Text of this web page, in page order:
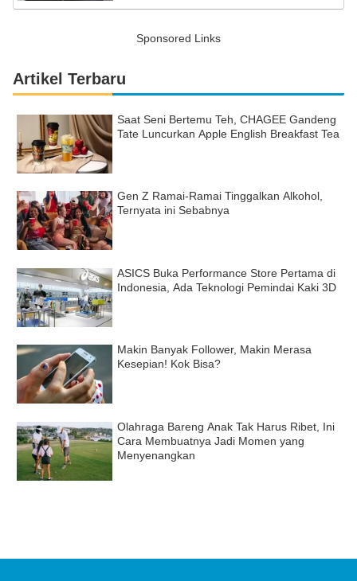
Sponsored Links
Artikel Terbaru
Saat Seni Bertemu Teh, CHAGEE Gandeng
Tate Luncurkan Apple English Breakfast Tea
Gen Z Ramai-Ramai Tinggalkan Alkohol,
Ternyata ini Sebabnya
ASICS Buka Performance Store Pertama di
Indonesia, Ada Teknologi Pemindai Kaki 3D
Makin Banyak Follower, Makin Merasa
Kesepian! Kok Bisa?
Olahraga Bareng Anak Tak Harus Ribet, Ini
Cara Membuatnya Jadi Momen yang
Menyenangkan